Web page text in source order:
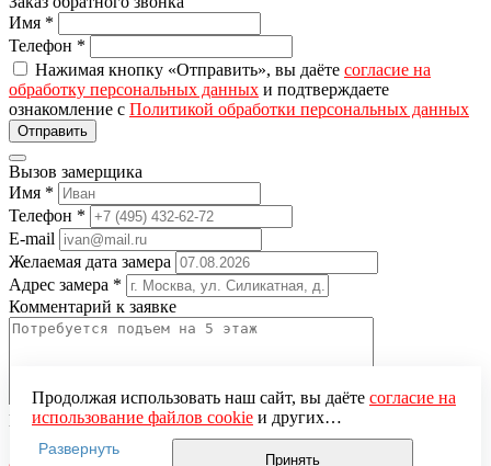
Имя *
Телефон *
Нажимая кнопку «Отправить», вы даёте согласие на
обработку персональных данных и подтверждаете
ознакомление с Политикой обработки персональных данных
Вызов замерщика
Имя *
Телефон *
E-mail
Желаемая дата замера
Адрес замера *
Комментарий к заявке
Понравившаяся модель
Нажимая кнопку «Отправить», вы даётесогласие на
Продолжая использовать наш сайт, вы даёте согласие на
использование файлов cookieи других
пользовательских данных (включая IP-адрес, сведения о
местоположении, устройстве, действиях на сайте и т. п.)
Развернуть
Принять